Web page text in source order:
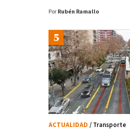
Por Rubén Ramallo
ACTUALIDAD / Transporte